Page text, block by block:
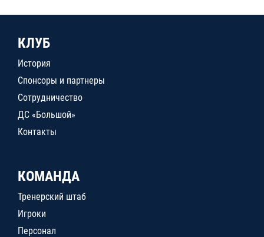
КЛУБ
История
Спонсоры и партнеры
Сотрудничество
ДС «Большой»
Контакты
КОМАНДА
Тренерский штаб
Игроки
Персонал